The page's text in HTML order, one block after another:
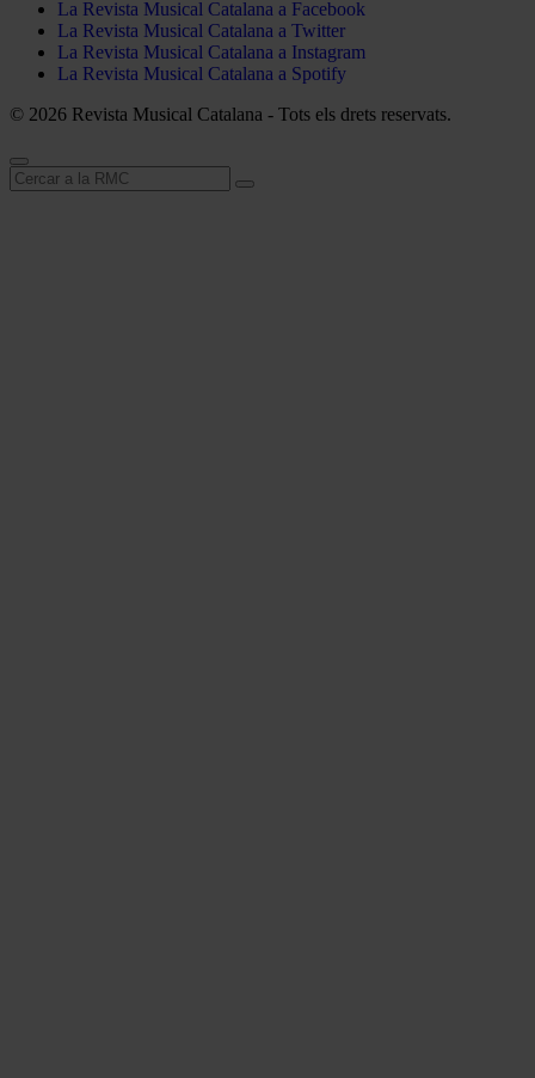
La Revista Musical Catalana a Facebook
La Revista Musical Catalana a Twitter
La Revista Musical Catalana a Instagram
La Revista Musical Catalana a Spotify
© 2026 Revista Musical Catalana - Tots els drets reservats.
Cerca